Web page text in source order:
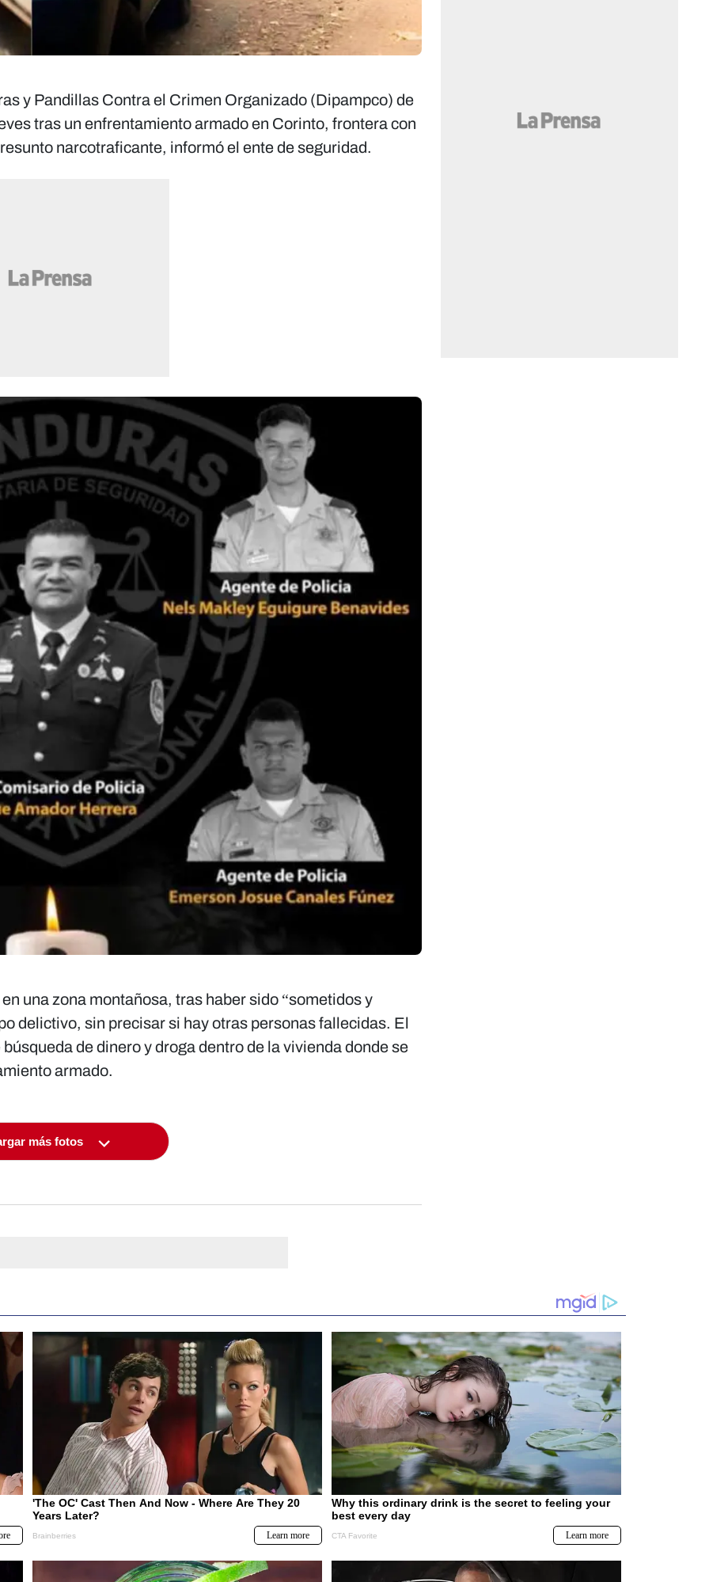
y Pandillas Contra el Crimen Organizado (Dipampco) de
tras un enfrentamiento armado en Corinto, frontera con
narcotraficante, informó el ente de seguridad.
una zona montañosa, tras haber sido “sometidos y
delictivo, sin precisar si hay otras personas fallecidas. El
búsqueda de dinero y drogadentro de la vivienda donde se
armado.
más fotos